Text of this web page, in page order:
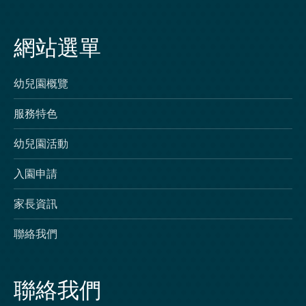
網站選單
幼兒園概覽
服務特色
幼兒園活動
入園申請
家長資訊
聯絡我們
聯絡我們